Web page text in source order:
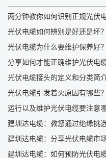
两分钟教你如何识别正规光伏
光伏电缆如何辨别是好还是坏
光伏电缆为什么要维护保养好
分享如何才能正确维护光伏电
光伏电缆接头的定义和分类简
光伏电缆引发着火原因有哪些
运行以及维护光伏电缆要注意
建圳达电缆：教您通过绝缘挑
建圳达电缆：分享光伏电缆市
建圳达电缆：如何预防光伏电